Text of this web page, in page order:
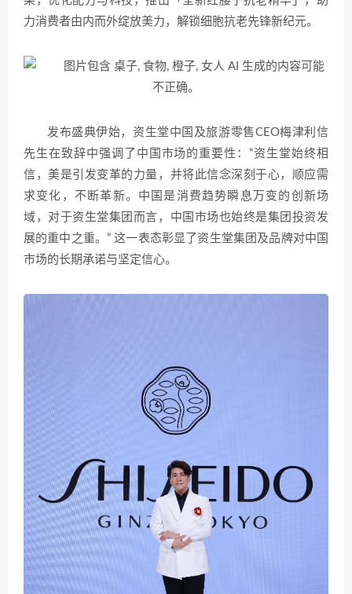
力消费者由内而外绽放美力，解锁细胞抗老先锋新纪元。
发布盛典伊始，资生堂中国及旅游零售CEO梅津利信
先生在致辞中强调了中国市场的重要性：“资生堂始终相
信，美是引发变革的力量，并将此信念深刻于心，顺应需
求变化，不断革新。中国是消费趋势瞬息万变的创新场
域，对于资生堂集团而言，中国市场也始终是集团投资发
展的重中之重。” 这一表态彰显了资生堂集团及品牌对中国
市场的长期承诺与坚定信心。